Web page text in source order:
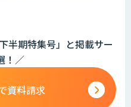
半期特集号」と掲載サー
！／
資料請求